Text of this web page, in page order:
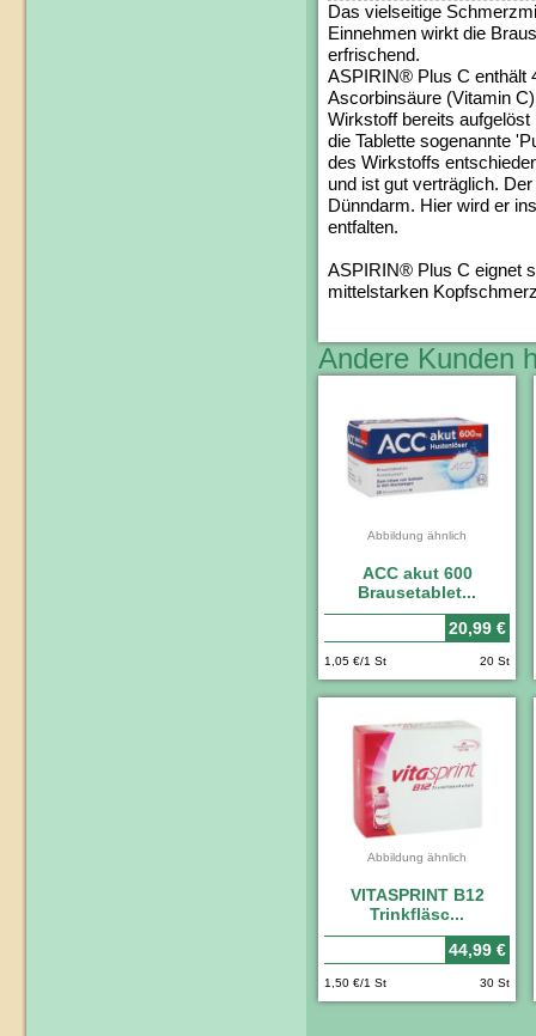
Das vielseitige
Einnehmen wirkt die
erfrischend.
ASPIRIN® Plus C enthält
Ascorbinsäure (Vitamin
Wirkstoff bereits
die Tablette sogenannte
des Wirkstoffs
und ist gut verträglich.
Dünndarm. Hier wird er
entfalten.
ASPIRIN® Plus C eignet
mittelstarken
Andere Kunden
Abbildung ähnlich
ACC akut 600
Brausetablet...
20,99 €
1,05 €/1 St 20 St
Abbildung ähnlich
VITASPRINT B12
Trinkfläsc...
44,99 €
1,50 €/1 St 30 St